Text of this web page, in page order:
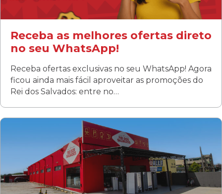
Fanny
Rua Albino Beatriz, 100 - Fanny, Curitiba –PR
Segunda a sábado: 09h00 às 19h00
Domingo: FECHADA
ÚLTIMOS DIAS DE LIQUIDAÇÃO!
(41) 3411-1754
Receba as melhores ofertas direto
no seu WhatsApp!
Receba ofertas exclusivas no seu WhatsApp! Agora
ficou ainda mais fácil aproveitar as promoções do
Rei dos Salvados: entre no…